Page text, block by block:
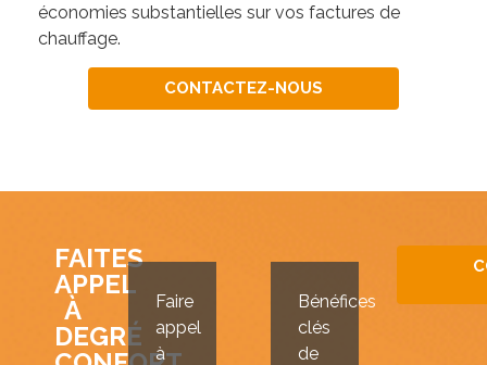
économies substantielles sur vos factures de
chauffage.
CONTACTEZ-NOUS
FAITES
APPEL
À
DEGRÉ
Faire
appel
à
Bénéfices
clés
de